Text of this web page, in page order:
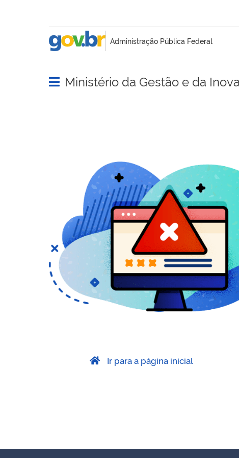
Abrir menu principal de navegação
Ministério da Gestão e da
Ir para a página inicial